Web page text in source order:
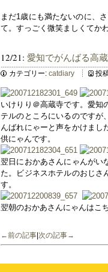
まだ1歳にも満たないのに、
て。すっごく微笑ましくてか
12/21: 愛知でがんばる高
カテゴリー: catdiary 投
いけりり＠高蔵寺です。愛知
テルのところにいるのですが
んばれにゃーと声をかけまし
供にゃんです。
翌日におかあさんにゃんがい
た。ビジネスホテルのおじさ
す。
翌朝のおかあさんにゃんはこち
←前の記事 次の記事→